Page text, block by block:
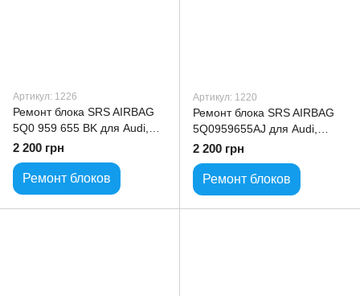
Артикул: 1226
Ремонт блока SRS AIRBAG
5Q0 959 655 BK для Audi,
Volkswagen, Skoda
2 200 грн
Ремонт блоков
Артикул: 1220
Ремонт блока SRS AIRBAG
5Q0959655AJ для Audi,
Volkswagen, Skoda
2 200 грн
Ремонт блоков